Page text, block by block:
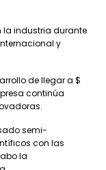
la industria durante
y
de llegar a $
continúa
semi-
con las
la